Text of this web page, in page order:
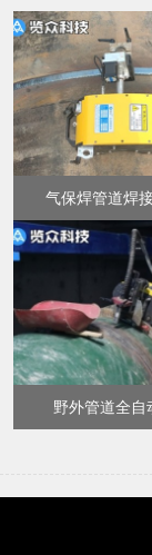
气保焊管道焊
野外管道全自